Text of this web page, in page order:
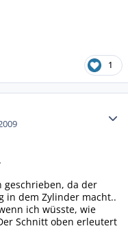
1
geschrieben, da der
in dem Zylinder macht..
ich wüsste, wie
Schnitt oben erleutert